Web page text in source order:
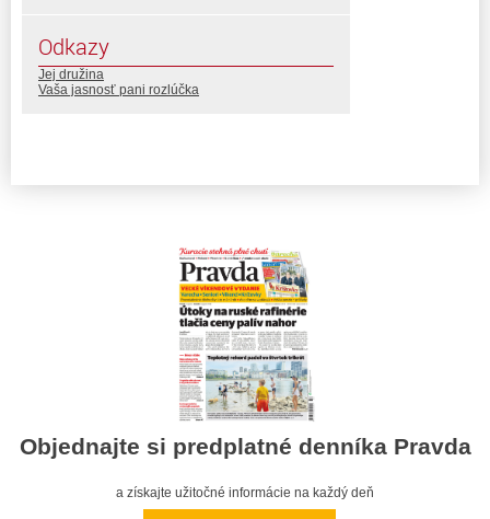
Odkazy
Jej družina
Vaša jasnosť pani rozlúčka
Objednajte si predplatné denníka Pravda
a získajte užitočné informácie na každý deň